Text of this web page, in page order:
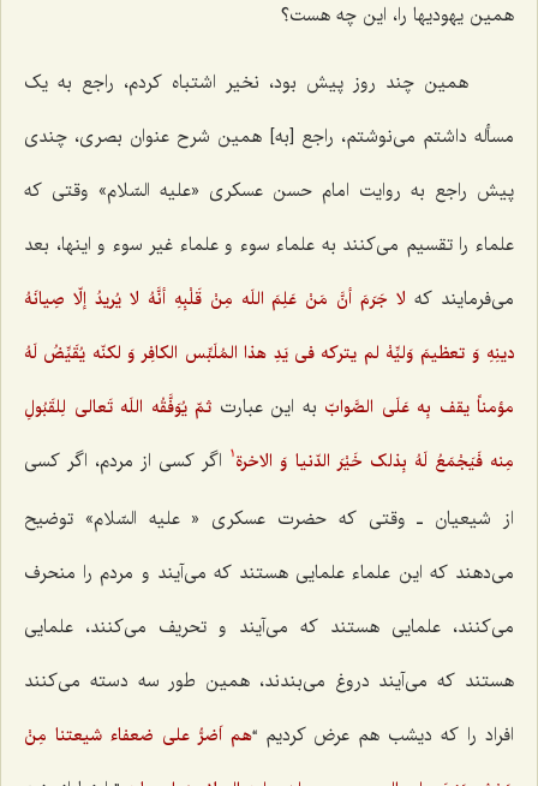
همین یهودیها را، این چه هست؟
همین چند روز پیش بود، نخیر اشتباه کردم، راجع به یک
مسأله داشتم می‌نوشتم، راجع [به] همین شرح عنوان بصری، چندی
پیش راجع به روایت امام حسن عسکری «علیه السّلام» وقتی که
علماء را تقسیم می‌کنند به علماء سوء و علماء غیر سوء و اینها، بعد
می‌فرمایند که لا جَرَمَ أنَّ مَنْ عَلِمَ اللَه مِنْ قَلْبِهِ أنَّهُ لا یُریدُ إلّا صِیانَهُ
دینِهِ وَ تعظیمَ وَلیِّهْ لم یترکه فی یَدِ هذا المُلَبِّس الکافِر وَ لکنّه یُقَیِّضُ لَهُ
مؤمناً یقف بِه عَلَی الصَّوابّ به این عبارت ثمّ یُوَفَّقُه اللَه تَعالی لِلقَبُولِ
مِنه فَیَجْمَعُ لَهُ بِذلک خَیْرَ الدّنیا وَ الاخرة 1
اگر کسی از مردم، اگر کسی
از شیعیان ـ وقتی که حضرت عسکری « علیه السّلام» توضیح
می‌دهند که این علماء علمایی هستند که می‌آیند و مردم را منحرف
می‌کنند، علمایی هستند که می‌آیند و تحریف می‌کنند، علمایی
هستند که می‌آیند دروغ می‌بندند، همین طور سه دسته می‌کنند
افراد را که دیشب هم عرض کردیم “هم اَضرُّ علی ضعفاء شیعتنا مِنْ